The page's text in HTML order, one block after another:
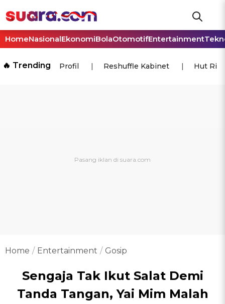
HomeNasionalEkonomiBolaOtomotifEntertainment
🔥 Trending Profil Reshuffle Kabinet Hut Ri
Home Entertainment Gosip
Sengaja Tak Ikut Salat Demi
Tanda Tangan, Yai Mim Malah